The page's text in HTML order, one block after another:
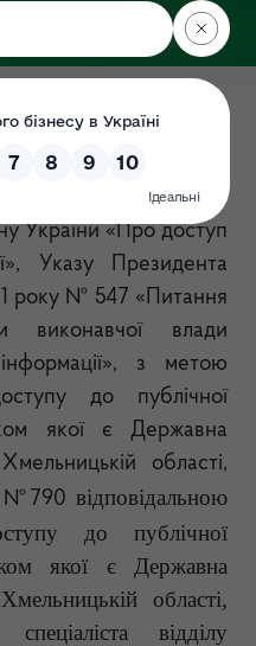
області
України «Про доступ
Указу Президента
року № 547 «Питання
виконавчої влади
з метою
до публічної
якої є Державна
області,
№790 відповідальною
до публічної
якої є Державна
області,
спеціаліста відділу